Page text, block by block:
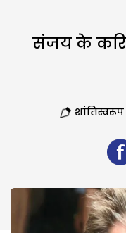
संजय के
शांतिस्वरूप